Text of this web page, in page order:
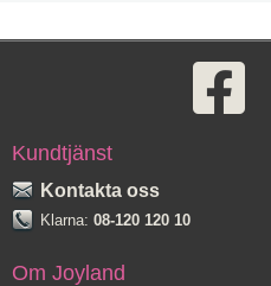
Kundtjänst
Kontakta oss
Klarna: 08-120 120 10
Om Joyland